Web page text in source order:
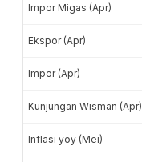
Impor Migas (Apr)
Ekspor (Apr)
Impor (Apr)
Kunjungan Wisman (Apr)
Inflasi yoy (Mei)